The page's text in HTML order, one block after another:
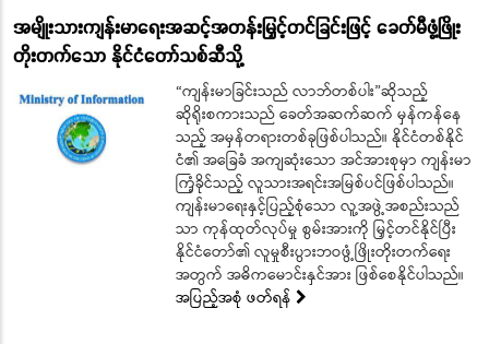
အမျိုးသားကျန်းမာရေးအဆင့်အတန်းမြှင့်တင်ခြင်းဖြင့် ခေတ်မီဖွံ့ဖြိုး
တိုးတက်သော နိုင်ငံတော်သစ်ဆီသို့
“ကျန်းမာခြင်းသည် လာဘ်တစ်ပါး”ဆိုသည့်
ဆိုရိုးစကားသည် ခေတ်အဆက်ဆက် မှန်ကန်နေ
သည့် အမှန်တရားတစ်ခုဖြစ်ပါသည်။ နိုင်ငံတစ်နိုင်
ငံ၏ အခြေခံ အကျဆုံးသော အင်အားစုမှာ ကျန်းမာ
ကြံ့ခိုင်သည့် လူသားအရင်းအမြစ်ပင်ဖြစ်ပါသည်။
ကျန်းမာရေးနှင့်ပြည့်စုံသော လူ့အဖွဲ့အစည်းသည်
သာ ကုန်ထုတ်လုပ်မှု စွမ်းအားကို မြှင့်တင်နိုင်ပြီး
နိုင်ငံတော်၏ လူမှုစီးပွားဘဝဖွံ့ဖြိုးတိုးတက်ရေး
အတွက် အဓိကမောင်းနှင်အား ဖြစ်စေနိုင်ပါသည်။
အပြည့်အစုံ ဖတ်ရန်